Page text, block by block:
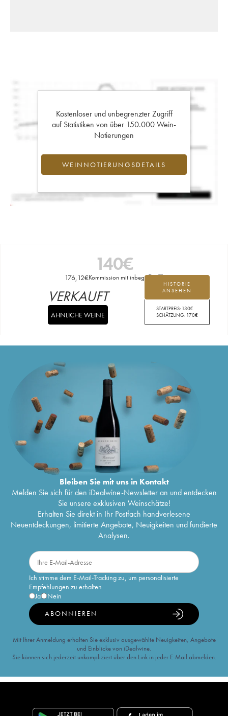
Kostenloser und unbegrenzter Zugriff
auf Statistiken von über 150.000 Wein-
Notierungen
WEINNOTIERUNGSDETAILS
140€
176,12€Kommission mit inbegriffen
HISTORIE
ANSEHEN
STARTPREIS: 130€
SCHÄTZUNG: 170€
VERKAUFT
ÄHNLICHE WEINE
Bleiben Sie mit uns in Kontakt
Melden Sie sich für den iDealwine-Newsletter an und entdecken
Sie unsere exklusiven Weinschätze!
Erhalten Sie direkt in Ihr Postfach handverlesene
Neuentdeckungen, limitierte Angebote, Neuigkeiten und fundierte
Analysen.
Ich stimme dem E-Mail-Tracking zu, um personalisierte
Empfehlungen zu erhalten
Ja
Nein
ABONNIEREN
Mit Ihrer Anmeldung erhalten Sie exklusiv ausgewählte Neuigkeiten, Angebote
und Einblicke von iDealwine.
Sie können sich jederzeit unkompliziert über den Link in jeder E-Mail abmelden.